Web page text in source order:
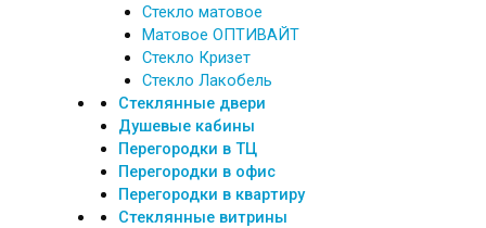
Стекло матовое
Матовое ОПТИВАЙТ
Стекло Кризет
Стекло Лакобель
Стеклянные двери
Душевые кабины
Перегородки в ТЦ
Перегородки в офис
Перегородки в квартиру
Стеклянные витрины